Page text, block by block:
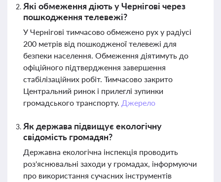
Які обмеження діють у Чернігові через
пошкодження телевежі?
У Чернігові тимчасово обмежено рух у радіусі
200 метрів від пошкодженої телевежі для
безпеки населення. Обмеження діятимуть до
офіційного підтвердження завершення
стабілізаційних робіт. Тимчасово закрито
Центральний ринок і прилеглі зупинки
громадського транспорту. Джерело
Як держава підвищує екологічну
свідомість громадян?
Державна екологічна інспекція проводить
роз'яснювальні заходи у громадах, інформуючи
про використання сучасних інструментів